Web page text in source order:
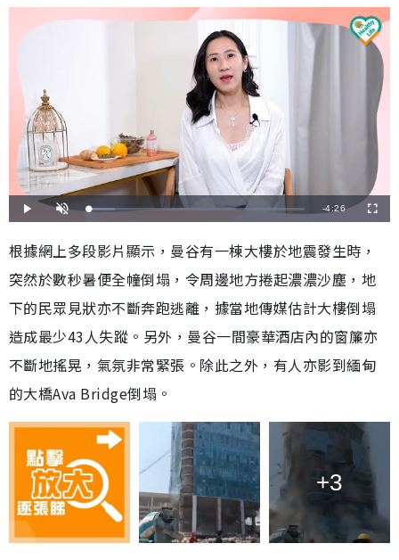
播
放
開
啟
載
入
:
1
.
1
%
剩
間
-4:26
全
螢
根據網上多段影片顯示，曼谷有一棟大樓於地震發生時，
突然於數秒暑便全幢倒塌，令周邊地方捲起濃濃沙塵，地
下的民眾見狀亦不斷奔跑逃離，據當地傳媒估計大樓倒塌
造成最少43人失蹤。另外，曼谷一間豪華酒店內的窗簾亦
不斷地搖晃，氣氛非常緊張。除此之外，有人亦影到緬甸
的大橋Ava Bridge倒塌。
+3